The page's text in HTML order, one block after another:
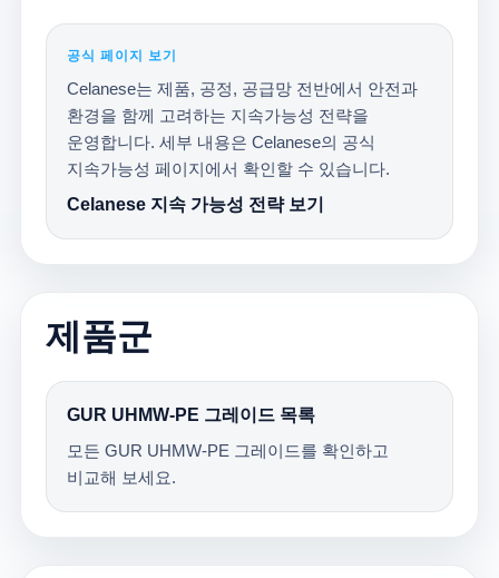
공식 페이지 보기
Celanese는 제품, 공정, 공급망 전반에서 안전과
환경을 함께 고려하는 지속가능성 전략을
운영합니다. 세부 내용은 Celanese의 공식
지속가능성 페이지에서 확인할 수 있습니다.
Celanese 지속 가능성 전략 보기
제품군
GUR UHMW-PE 그레이드 목록
모든 GUR UHMW-PE 그레이드를 확인하고
비교해 보세요.